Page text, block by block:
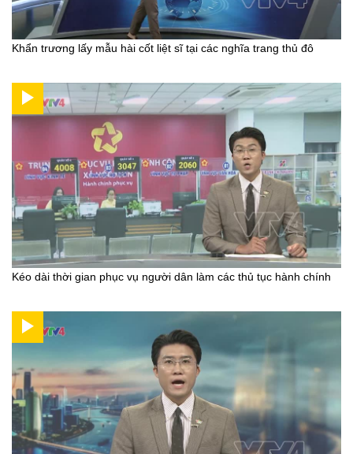
Khẩn trương lấy mẫu hài cốt liệt sĩ tại các nghĩa trang thủ đô
Kéo dài thời gian phục vụ người dân làm các thủ tục hành chính